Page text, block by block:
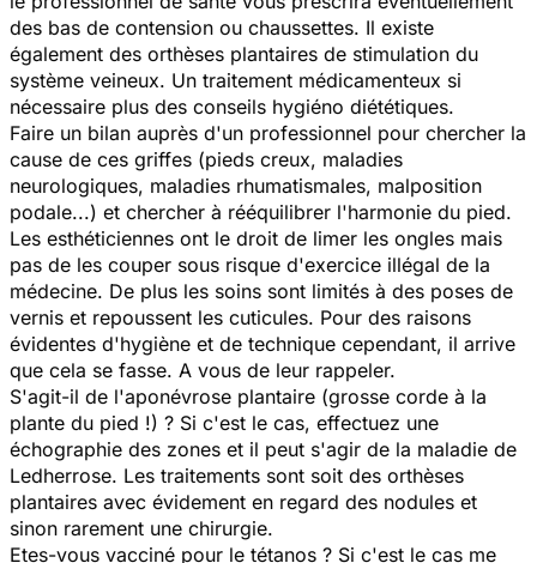
des bas de contension ou chaussettes. Il existe
également des orthèses plantaires de stimulation du
système veineux. Un traitement médicamenteux si
nécessaire plus des conseils hygiéno diététiques.
Faire un bilan auprès d'un professionnel pour chercher la
cause de ces griffes (pieds creux, maladies
neurologiques, maladies rhumatismales, malposition
podale...) et chercher à rééquilibrer l'harmonie du pied.
Les esthéticiennes ont le droit de limer les ongles mais
pas de les couper sous risque d'exercice illégal de la
médecine. De plus les soins sont limités à des poses de
vernis et repoussent les cuticules. Pour des raisons
évidentes d'hygiène et de technique cependant, il arrive
que cela se fasse. A vous de leur rappeler.
S'agit-il de l'aponévrose plantaire (grosse corde à la
plante du pied !) ? Si c'est le cas, effectuez une
échographie des zones et il peut s'agir de la maladie de
Ledherrose. Les traitements sont soit des orthèses
plantaires avec évidement en regard des nodules et
sinon rarement une chirurgie.
Etes-vous vacciné pour le tétanos ? Si c'est le cas me